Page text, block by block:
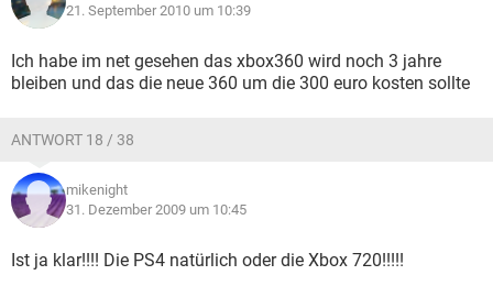
21. September 2010 um 10:39
Ich habe im net gesehen das xbox360 wird noch 3 jahre
bleiben und das die neue 360 um die 300 euro kosten sollte
ANTWORT 18 / 38
mikenight
31. Dezember 2009 um 10:45
Ist ja klar!!!! Die PS4 natürlich oder die Xbox 720!!!!!